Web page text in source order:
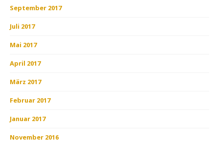
September 2017
Juli 2017
Mai 2017
April 2017
März 2017
Februar 2017
Januar 2017
November 2016